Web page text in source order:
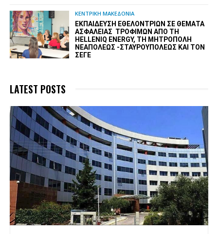
ΚΕΝΤΡΙΚΗ ΜΑΚΕΔΟΝΙΑ
ΕΚΠΑΊΔΕΥΣΗ ΕΘΕΛΟΝΤΡΙΏΝ ΣΕ ΘΈΜΑΤΑ
ΑΣΦΆΛΕΙΑΣ ΤΡΟΦΊΜΩΝ ΑΠΌ ΤΗ
HELLENIQ ENERGY, ΤΗ ΜΗΤΡΌΠΟΛΗ
ΝΕΑΠΌΛΕΩΣ -ΣΤΑΥΡΟΥΠΌΛΕΩΣ ΚΑΙ ΤΟΝ
ΣΕΓΕ
LATEST POSTS